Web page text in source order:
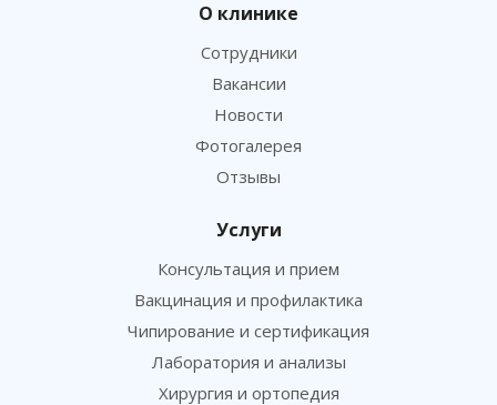
О клинике
Сотрудники
Вакансии
Новости
Фотогалерея
Отзывы
Услуги
Консультация и прием
Вакцинация и профилактика
Чипирование и сертификация
Лаборатория и анализы
Хирургия и ортопедия